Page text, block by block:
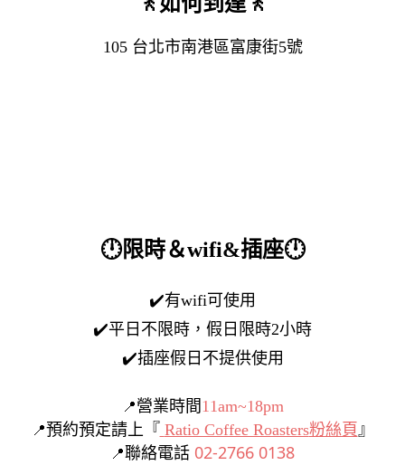
105 台北市南港區富康街5號
🕛限時＆wifi&插座🕛
✔️有wifi可使用
✔️平日不限時，假日限時2小時
✔️插座假日不提供使用
📍營業時間11am~18pm
📍預約預定請上 『 Ratio Coffee Roasters粉絲頁』
📍聯絡電話 02-2766 0138